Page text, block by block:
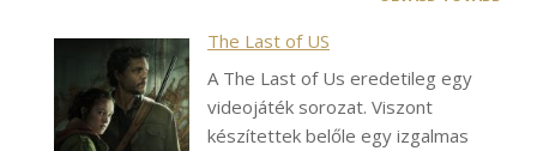
The Last of US
A The Last of Us eredetileg egy
videojáték sorozat. Viszont
készítettek belőle egy izgalmas